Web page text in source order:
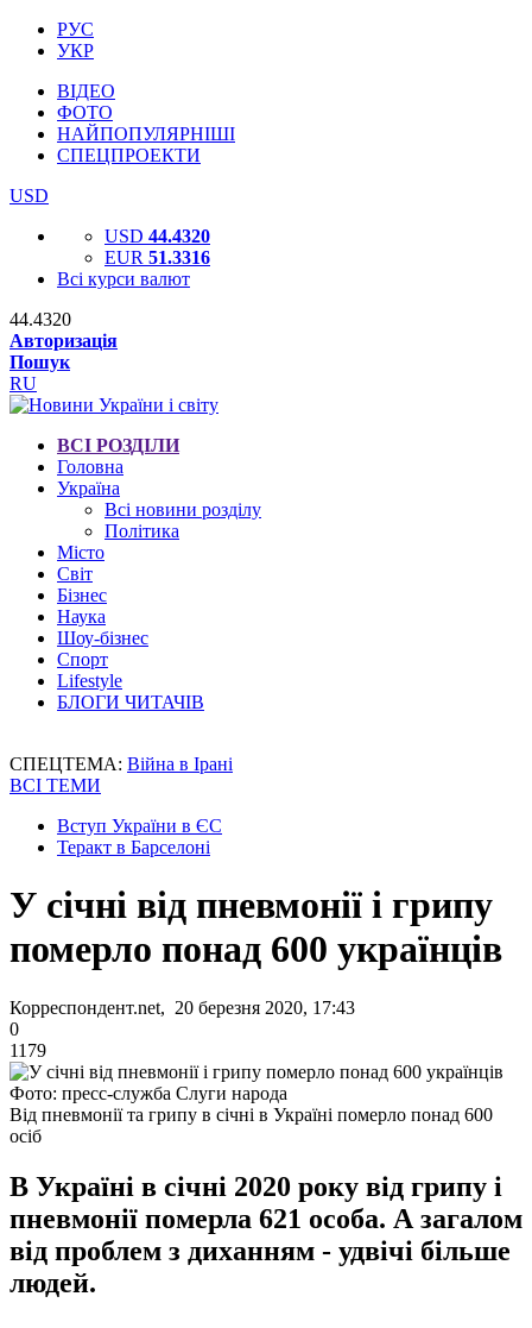
РУС
УКР
ВІДЕО
ФОТО
НАЙПОПУЛЯРНІШІ
СПЕЦПРОЕКТИ
USD
USD 44.4320
EUR 51.3316
Всі курси валют
44.4320
Авторизація
Пошук
RU
ВСІ РОЗДІЛИ
Головна
Україна
Всі новини розділу
Політика
Місто
Світ
Бізнес
Наука
Шоу-бізнес
Спорт
Lifestyle
БЛОГИ ЧИТАЧІВ
СПЕЦТЕМА: Війна в Ірані
ВСІ ТЕМИ
Вступ України в ЄС
Теракт в Барселоні
У січні від пневмонії і грипу
померло понад 600 українців
Корреспондент.net, 20 березня 2020, 17:43
0
1179
Фото: пресс-служба Слуги народа
Від пневмонії та грипу в січні в Україні померло понад 600
осіб
В Україні в січні 2020 року від грипу і
пневмонії померла 621 особа. А загалом
від проблем з диханням - удвічі більше
людей.